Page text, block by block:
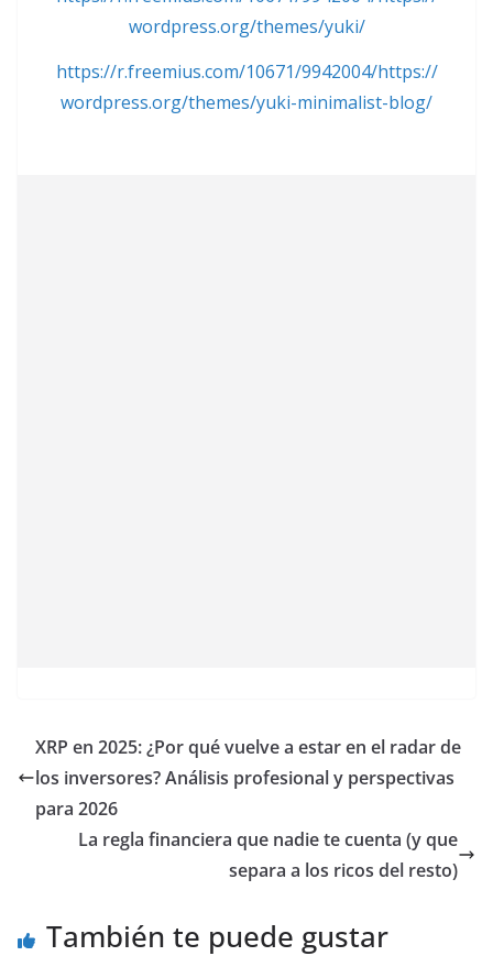
wordpress.org/themes/yuki/
https://r.freemius.com/10671/9942004/https://
wordpress.org/themes/yuki-minimalist-blog/
XRP en 2025: ¿Por qué vuelve a estar en el radar de
los inversores? Análisis profesional y perspectivas
para 2026
La regla financiera que nadie te cuenta (y que
separa a los ricos del resto)
También te puede gustar